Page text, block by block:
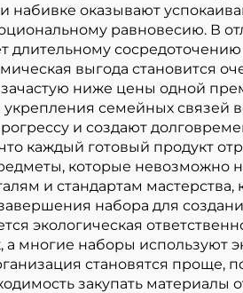
оказывают
равновесию. В
длительному
выгода становится
зачастую ниже цены одной
семейных связей
и создают
каждый готовый продукт
которые невозможно
и стандартам
набора для
экологическая
многие наборы используют
становятся проще,
закупать материалы